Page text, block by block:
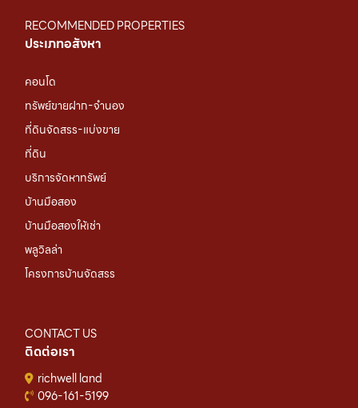
RECOMMENDED PROPERTIES
ประเภทอสังหา
คอนโด
ทรัพย์ขายฝาก-จำนอง
ที่ดินจัดสรร-แบ่งขาย
ที่ดิน
บริการจัดหาทรัพย์
บ้านมือสอง
บ้านมือสองให้เช่า
พลูวิลล่า
โครงการบ้านจัดสรร
CONTACT US
ติดต่อเรา
richwell land
096-161-5199